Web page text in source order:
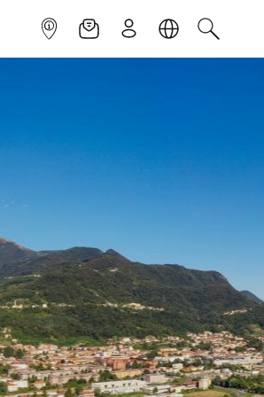
INFOPOINTNEWSLETTER
SIGN UPLANGUAGE
SEARCH